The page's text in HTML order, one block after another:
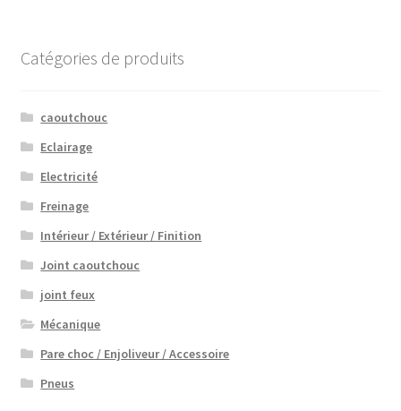
Catégories de produits
caoutchouc
Eclairage
Electricité
Freinage
Intérieur / Extérieur / Finition
Joint caoutchouc
joint feux
Mécanique
Pare choc / Enjoliveur / Accessoire
Pneus